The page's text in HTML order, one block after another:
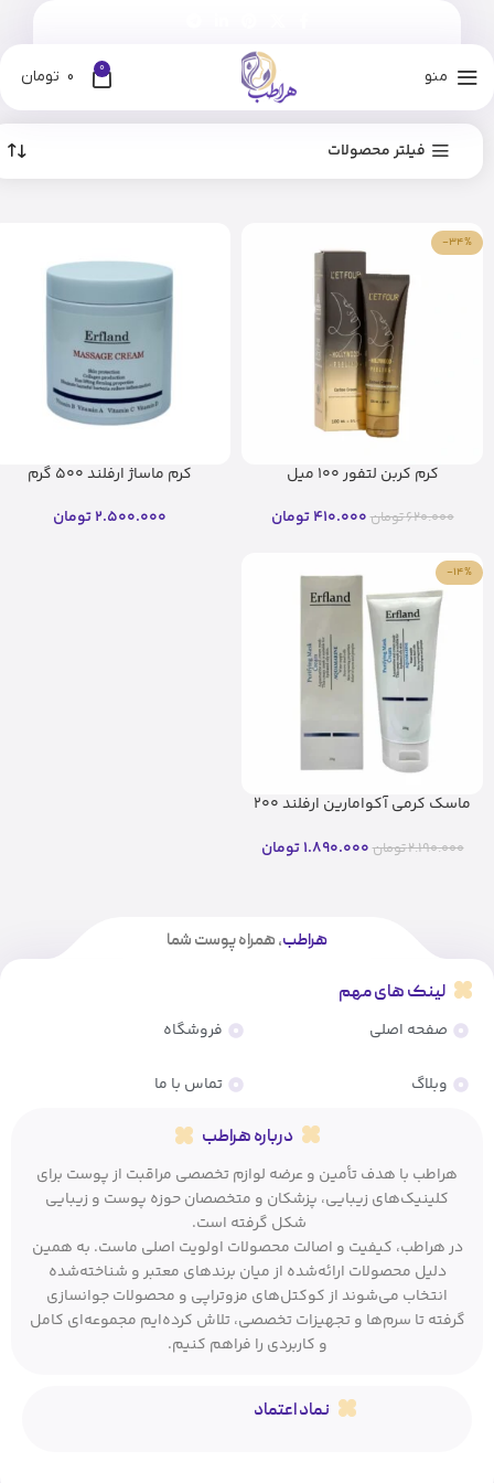
منو 0
0 تومان
فیلتر محصولات
-34%
کرم کربن لتفور 100 میل
620.000تومان410.000 تومان
کرم ماساژ ارفلند 500 گرم
2.500.000تومان
-14%
ماسک کرمی آکوامارین ارفلند 200
2.190.000تومان1.890.000 تومان
هراطب، همراه پوست شما
لینک های مهم
صفحه اصلی
وبلاگ
فروشگاه
تماس با ما
درباره هراطب
هراطب با هدف تأمین و عرضه لوازم تخصصی مراقبت از پوست برای
کلینیک‌های زیبایی، پزشکان و متخصصان حوزه پوست و زیبایی
شکل گرفته است.
در هراطب، کیفیت و اصالت محصولات اولویت اصلی ماست. به همین
دلیل محصولات ارائه‌شده از میان برندهای معتبر و شناخته‌شده
انتخاب می‌شوند از کوکتل‌های مزوتراپی و محصولات جوانسازی
گرفته تا سرم‌ها و تجهیزات تخصصی، تلاش کرده‌ایم مجموعه‌ای کامل
و کاربردی را فراهم کنیم.
نماد اعتماد